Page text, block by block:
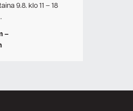
9.8. klo 11 – 18
–